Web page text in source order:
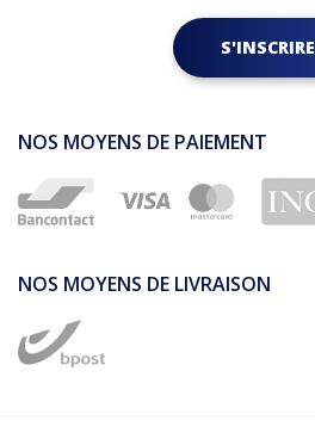
S'INSCRIRE
NOS MOYENS DE PAIEMENT
NOS MOYENS DE LIVRAISON